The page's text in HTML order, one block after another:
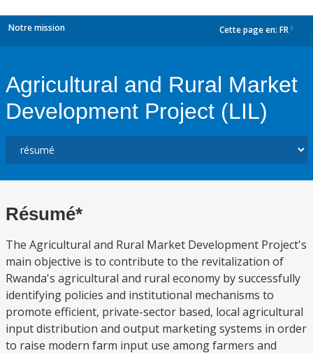
Notre mission Cette page en: FR
Agricultural and Rural Market
Development Project (LIL)
Résumé*
The Agricultural and Rural Market Development Project's
main objective is to contribute to the revitalization of
Rwanda's agricultural and rural economy by successfully
identifying policies and institutional mechanisms to
promote efficient, private-sector based, local agricultural
input distribution and output marketing systems in order
to raise modern farm input use among farmers and